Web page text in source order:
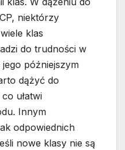
niektórzy
klas
do trudności w
późniejszym
dążyć do
ułatwi
Innym
odpowiednich
nowe klasy nie są